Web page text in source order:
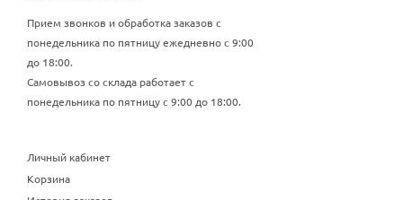
Прием звонков и обработка заказов с
понедельника по пятницу ежедневно с 9:00
до 18:00.
Самовывоз со склада работает с
понедельника по пятницу с 9:00 до 18:00.
Личный кабинет
Корзина